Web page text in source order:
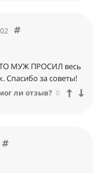
МУЖ ПРОСИЛ весь
Спасибо за советы!
ли отзыв? 0